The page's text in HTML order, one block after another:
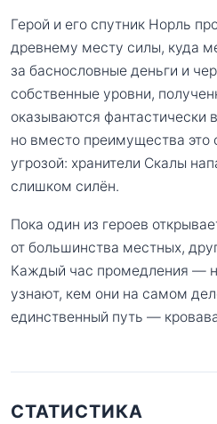
Герой и его спутник Норль
древнему месту силы, куда
за баснословные деньги и
собственные уровни,
оказываются фантастически
но вместо преимущества это
угрозой: хранители Скалы
слишком силён.
Пока один из героев
от большинства местных,
Каждый час промедления —
узнают, кем они на самом
единственный путь —
СТАТИСТИКА